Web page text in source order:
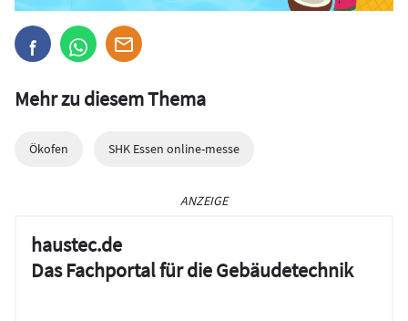
Mehr zu diesem Thema
Ökofen SHK Essen online-messe
ANZEIGE
haustec.de
Das Fachportal für die Gebäudetechnik